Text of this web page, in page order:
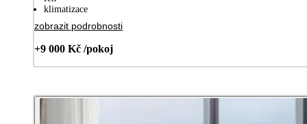
klimatizace
zobrazit podrobnosti
+9 000 Kč /pokoj